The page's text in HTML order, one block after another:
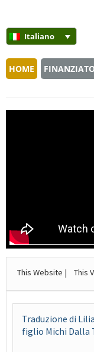
Italiano
HOME
This Website | This
Traduzione di
figlio Michi Dalla